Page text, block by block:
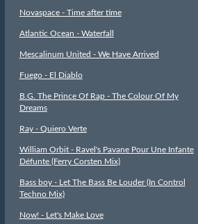
Novaspace - Time after time
Atlantic Ocean - Waterfall
Mescalinum United - We Have Arrived
Fuego - El Diablo
B.G. The Prince Of Rap - The Colour Of My
Dreams
Ray - Quiero Verte
William Orbit - Ravel's Pavane Pour Une Infante
Défunte (Ferry Corsten Mix)
Bass boy - Let The Bass Be Louder (In Control
Techno Mix)
Now! - Let's Make Love